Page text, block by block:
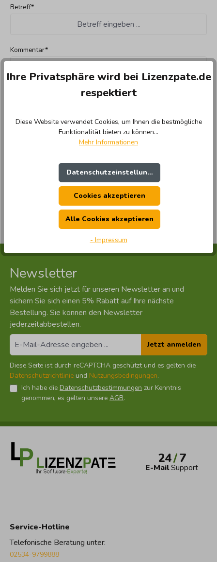
Betreff*
Kommentar*
Diese Seite ist durch reCAPTCHA geschützt und es gelten die
DatenschutzrichtlinieundNutzungsbedingungen
Datenschutzbestimmungenzur Kenntnis
genommen und erkenne diese an.
Newsletter
Melden Sie sich jetzt für unseren Newsletter an und
sichern Sie sich einen 5% Rabatt auf Ihre nächste
Bestellung. Sie können den Newsletter
jederzeitabbestellen.
Diese Seite ist durch reCAPTCHA geschützt und es gelten die
Datenschutzrichtlinie und Nutzungsbedingungen.
Ich habe die Datenschutzbestimmungen zur Kenntnis
genommen, es gelten unsere AGB.
Jetzt anmelden
24/7
E-MailSupport
Service-Hotline
Telefonische Beratung unter:
02534-9799888
Ihre Privatsphäre wird bei Lizenzpate.de
respektiert
Diese Website verwendet Cookies, um Ihnen die bestmögliche
Funktionalität bieten zu können...
Mehr Informationen
Datenschutzeinstellungen
Cookies akzeptieren
Alle Cookies akzeptieren
- Impressum